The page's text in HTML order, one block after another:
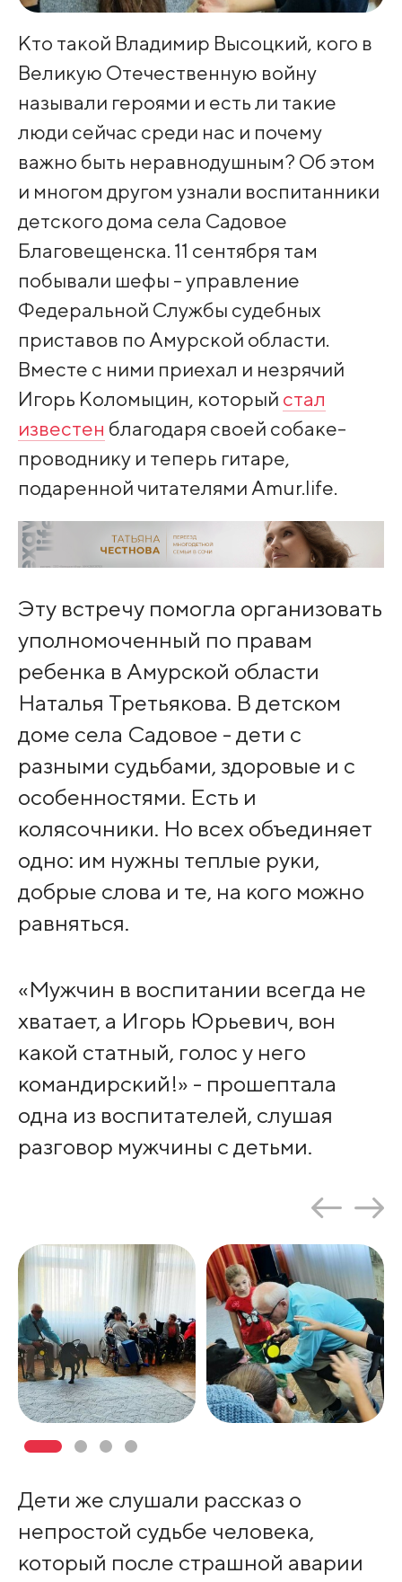
Кто такой Владимир Высоцкий, кого в
Великую Отечественную войну
называли героями и есть ли такие
люди сейчас среди нас и почему
важно быть неравнодушным? Об этом
и многом другом узнали воспитанники
детского дома села Садовое
Благовещенска. 11 сентября там
побывали шефы - управление
Федеральной Службы судебных
приставов по Амурской области.
Вместе с ними приехал и незрячий
Игорь Коломыцин, который стал
известен благодаря своей собаке-
проводнику и теперь гитаре,
подаренной читателями Amur.life.
Эту встречу помогла организовать
уполномоченный по правам
ребенка в Амурской области
Наталья Третьякова. В детском
доме села Садовое - дети с
разными судьбами, здоровые и с
особенностями. Есть и
колясочники. Но всех объединяет
одно: им нужны теплые руки,
добрые слова и те, на кого можно
равняться.
«Мужчин в воспитании всегда не
хватает, а Игорь Юрьевич, вон
какой статный, голос у него
командирский!» - прошептала
одна из воспитателей, слушая
разговор мужчины с детьми.
Дети же слушали рассказ о
непростой судьбе человека,
который после страшной аварии